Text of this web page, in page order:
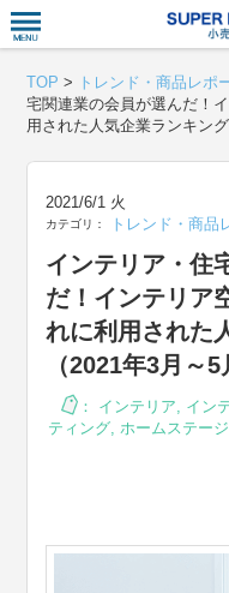
TOP > トレンド・商品レポ
宅関連業の会員が選んだ！
用された人気企業ランキン
2021/6/1 火
カテゴリ： トレンド・商品
インテリア・住
だ！インテリア
れに利用された
（2021年3月～5
： インテリア, イン
ティング, ホームステー